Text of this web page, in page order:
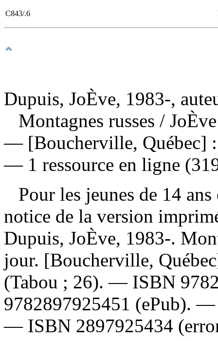
C843/.6
Dupuis, JoÈve, 1983-,
Montagnes russes /
— [Boucherville, Québec]
— 1 ressource en ligne
Pour les jeunes de 14
notice de la version
Dupuis, JoÈve, 1983-.
jour. [Boucherville,
(Tabou ; 26). — ISBN
9782897925451 (ePub).
— ISBN 2897925434